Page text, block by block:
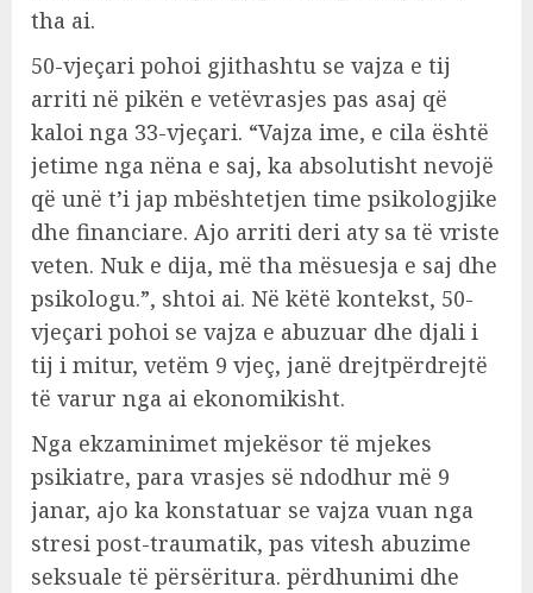
tha ai.
50-vjeçari pohoi gjithashtu se vajza e tij
arriti në pikën e vetëvrasjes pas asaj që
kaloi nga 33-vjeçari. “Vajza ime, e cila është
jetime nga nëna e saj, ka absolutisht nevojë
që unë t’i jap mbështetjen time psikologjike
dhe financiare. Ajo arriti deri aty sa të vriste
veten. Nuk e dija, më tha mësuesja e saj dhe
psikologu.”, shtoi ai. Në këtë kontekst, 50-
vjeçari pohoi se vajza e abuzuar dhe djali i
tij i mitur, vetëm 9 vjeç, janë drejtpërdrejtë
të varur nga ai ekonomikisht.
Nga ekzaminimet mjekësor të mjekes
psikiatre, para vrasjes së ndodhur më 9
janar, ajo ka konstatuar se vajza vuan nga
stresi post-traumatik, pas vitesh abuzime
seksuale të përsëritura. përdhunimi dhe